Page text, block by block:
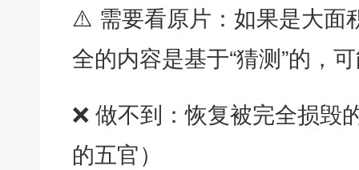
⚠️ 需要看原片：如果是大面
全的内容是基于“猜测”的，
❌ 做不到：恢复被完全损毁
的五官）